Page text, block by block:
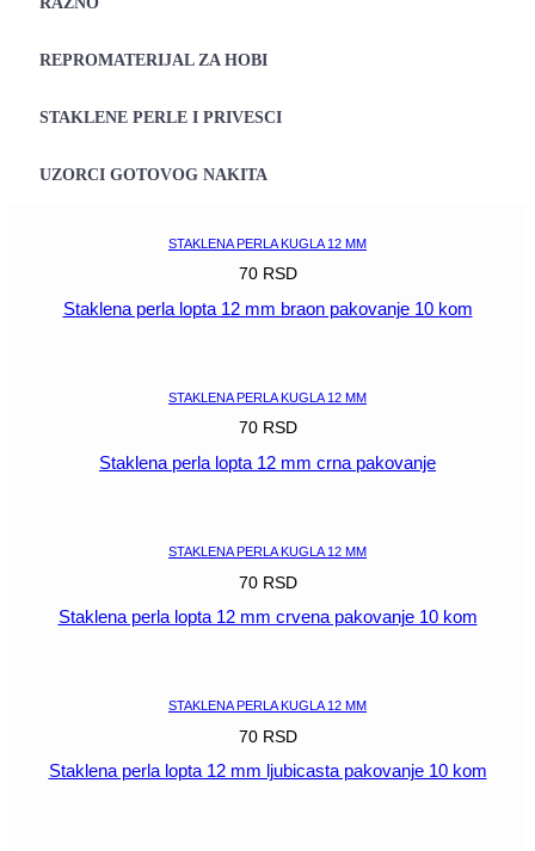
REPROMATERIJAL ZA HOBI
STAKLENE PERLE I PRIVESCI
UZORCI GOTOVOG NAKITA
STAKLENA PERLA KUGLA 12 MM
70 RSD
Staklena perla lopta 12 mm braon pakovanje 10 kom
STAKLENA PERLA KUGLA 12 MM
70 RSD
Staklena perla lopta 12 mm crna pakovanje
STAKLENA PERLA KUGLA 12 MM
70 RSD
Staklena perla lopta 12 mm crvena pakovanje 10 kom
STAKLENA PERLA KUGLA 12 MM
70 RSD
Staklena perla lopta 12 mm ljubicasta pakovanje 10 kom